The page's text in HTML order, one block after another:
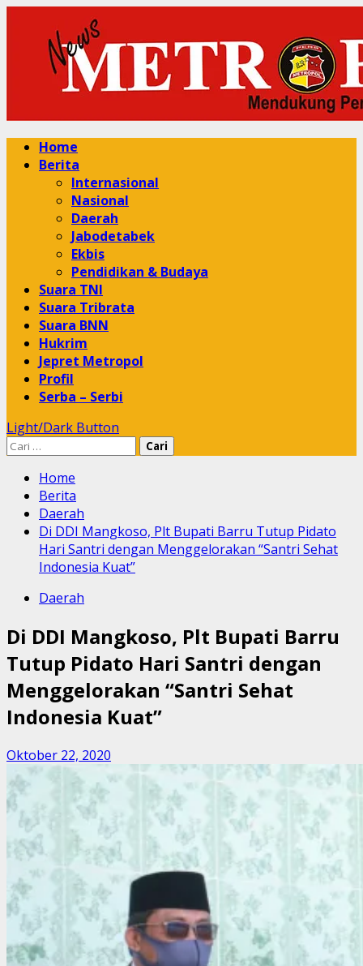
content
Primary
Menu
Home
Berita
Internasional
Nasional
Daerah
Jabodetabek
Ekbis
Pendidikan & Budaya
Suara TNI
Suara Tribrata
Suara BNN
Hukrim
Jepret Metropol
Profil
Serba – Serbi
Light/Dark Button
Cari
Home
Berita
Daerah
Di DDI Mangkoso, Plt Bupati Barru Tutup Pidato
Hari Santri dengan Menggelorakan “Santri Sehat
Indonesia Kuat”
Daerah
Di DDI Mangkoso, Plt Bupati Barru
Tutup Pidato Hari Santri dengan
Menggelorakan “Santri Sehat
Indonesia Kuat”
Oktober 22, 2020